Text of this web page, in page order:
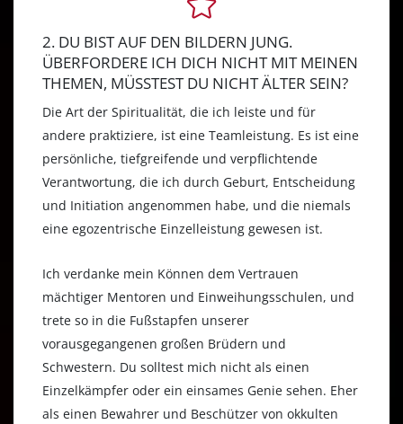
2. DU BIST AUF DEN BILDERN JUNG.
ÜBERFORDERE ICH DICH NICHT MIT MEINEN
THEMEN, MÜSSTEST DU NICHT ÄLTER SEIN?
Die Art der Spiritualität, die ich leiste und für
andere praktiziere, ist eine Teamleistung. Es ist eine
persönliche, tiefgreifende und verpflichtende
Verantwortung, die ich durch Geburt, Entscheidung
und Initiation angenommen habe, und die niemals
eine egozentrische Einzelleistung gewesen ist.
Ich verdanke mein Können dem Vertrauen
mächtiger Mentoren und Einweihungsschulen, und
trete so in die Fußstapfen unserer
vorausgegangenen großen Brüdern und
Schwestern. Du solltest mich nicht als einen
Einzelkämpfer oder ein einsames Genie sehen. Eher
als einen Bewahrer und Beschützer von okkulten